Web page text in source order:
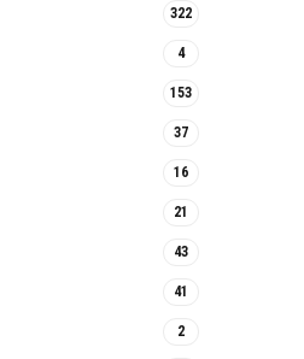
322
4
153
37
16
21
43
41
2